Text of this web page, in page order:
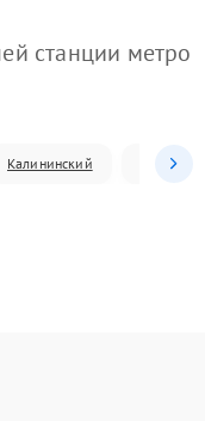
станции метро
Калининский